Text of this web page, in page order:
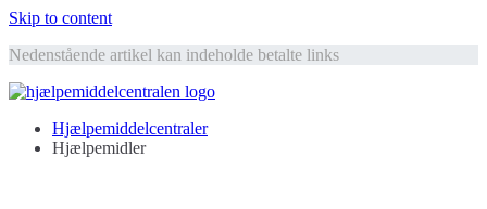
Skip to content
Nedenstående artikel kan indeholde betalte links
Hjælpemiddelcentralen
Hjælpemidler til ældre
Hjælpemiddelcentraler
Hjælpemidler